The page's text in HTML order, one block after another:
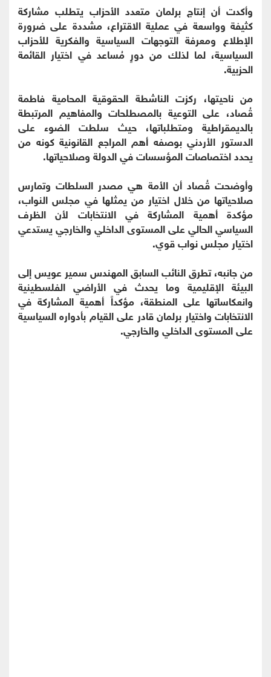
وأكدت أن إنتاج برلمان متعدد الأحزاب يتطلب مشاركة
كثيفة وواسعة في عملية الاقتراع، مشددة على ضرورة
الإطلاع ومعرفة التوجهات السياسية والفكرية للأحزاب
السياسية، لما لذلك من دورٍ مُساعد في اختيار القائمة
الحزبية.
من ناحيتها، ركزت الناشطة الحقوقية المحامية فاطمة
قُصاد، على التوعية بالمصطلحات والمفاهيم المرتبطة
بالديمقراطية ومتطلباتها، حيث سلطت الضوء على
الدستور الأردني بوصفه أهم المراجع القانونية كونه من
يحدد اختصاصات المؤسسات في الدولة وصلاحياتها.
وأوضحت قُصاد أن الأمة هي مصدر السلطات وتمارس
صلاحياتها من خلال اختيار من يمثلها في مجلس النواب،
مؤكدة أهمية المشاركة في الانتخابات لأن الظرف
السياسي الحالي على المستوى الداخلي والخارجي يستدعي
اختيار مجلس نواب قوي.
من جانبه، تطرق النائب السابق المهندس سمير عويس إلى
البيئة الإقليمية وما يحدث في الأراضي الفلسطينية
وانعكاساتها على المنطقة، مؤكداً أهمية المشاركة في
الانتخابات واختيار برلمان قادر على القيام بأدواره السياسية
على المستوى الداخلي والخارجي.